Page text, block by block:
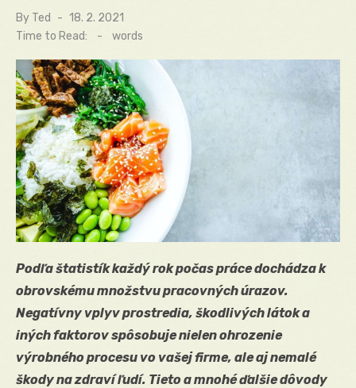
By Ted
Posted
on
18. 2. 2021
Time to Read:
- words
Podľa štatistík každý rok počas práce dochádza k
obrovskému množstvu pracovných úrazov.
Negatívny vplyv prostredia, škodlivých látok a
iných faktorov spôsobuje nielen ohrozenie
výrobného procesu vo vašej firme, ale aj nemalé
škody na zdraví ľudí. Tieto a mnohé ďalšie dôvody